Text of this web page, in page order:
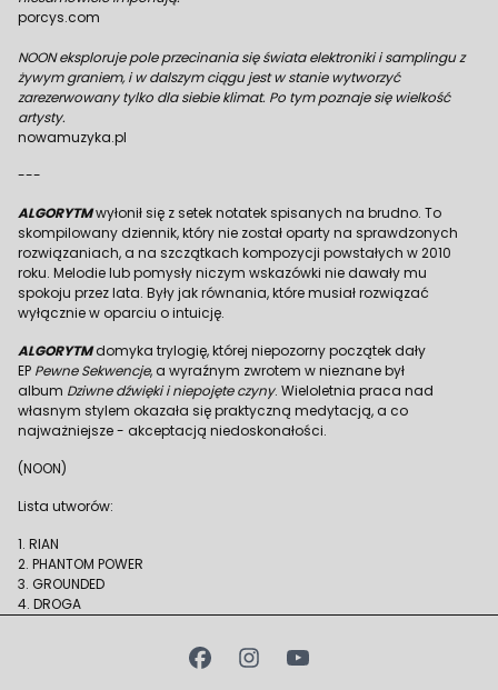
porcys.com
NOON eksploruje pole przecinania się świata elektroniki i samplingu z
żywym graniem, i w dalszym ciągu jest w stanie wytworzyć
zarezerwowany tylko dla siebie klimat. Po tym poznaje się wielkość
artysty.
nowamuzyka.pl
---
ALGORYTMwyłonił się z setek notatek spisanych na brudno. To
skompilowany dziennik, który nie został oparty na sprawdzonych
rozwiązaniach, a na szczątkach kompozycji powstałych w 2010
roku. Melodie lub pomysły niczym wskazówki nie dawały mu
spokoju przez lata. Były jak równania, które musiał rozwiązać
wyłącznie w oparciu o intuicję.
ALGORYTM domyka trylogię, której niepozorny początek dały
EP Pewne Sekwencje, a wyraźnym zwrotem w nieznane był
album Dziwne dźwięki i niepojęte czyny. Wieloletnia praca nad
własnym stylem okazała się praktyczną medytacją, a co
najważniejsze - akceptacją niedoskonałości.
(NOON)
Lista utworów:
1. RIAN
2. PHANTOM POWER
3. GROUNDED
4. DROGA